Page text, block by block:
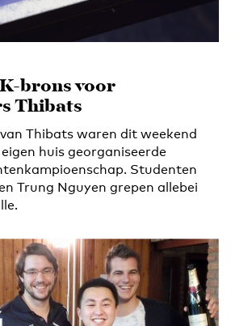
brons voor
Thibats
Thibats waren dit weekend
huis georganiseerde
Studenten
Trung Nguyen grepen allebei